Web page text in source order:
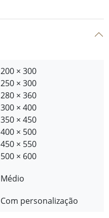
200 × 300
250 × 300
280 × 360
300 × 400
350 × 450
400 × 500
450 × 550
500 × 600
Médio
Com personalização